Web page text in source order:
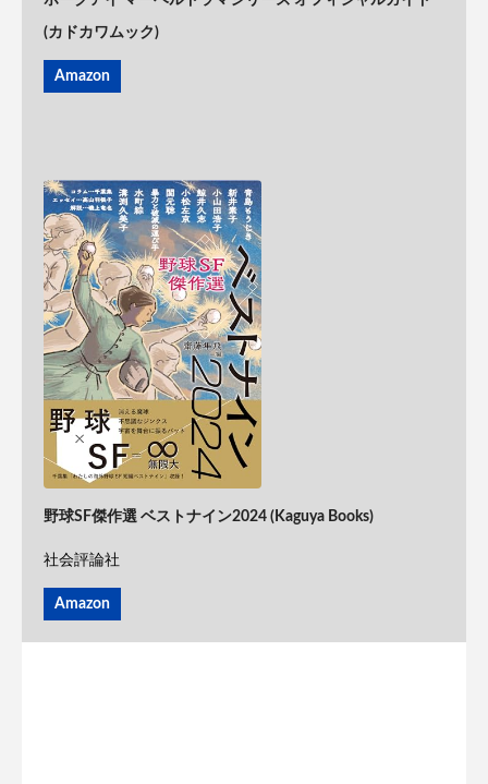
(カドカワムック)
Amazon
野球SF傑作選 ベストナイン2024 (Kaguya Books)
社会評論社
Amazon